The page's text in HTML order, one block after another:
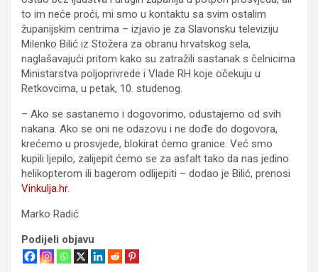
to im neće proći, mi smo u kontaktu sa svim ostalim
županijskim centrima – izjavio je za Slavonsku televiziju
Milenko Bilić iz Stožera za obranu hrvatskog sela,
naglašavajući pritom kako su zatražili sastanak s čelnicima
Ministarstva poljoprivrede i Vlade RH koje očekuju u
Retkovcima, u petak, 10. studenog.
– Ako se sastanemo i dogovorimo, odustajemo od svih
nakana. Ako se oni ne odazovu i ne dođe do dogovora,
krećemo u prosvjede, blokirat ćemo granice. Već smo
kupili ljepilo, zalijepit ćemo se za asfalt tako da nas jedino
helikopterom ili bagerom odlijepiti – dodao je Bilić, prenosi
Vinkulja.hr.
Marko Radić
Podijeli objavu